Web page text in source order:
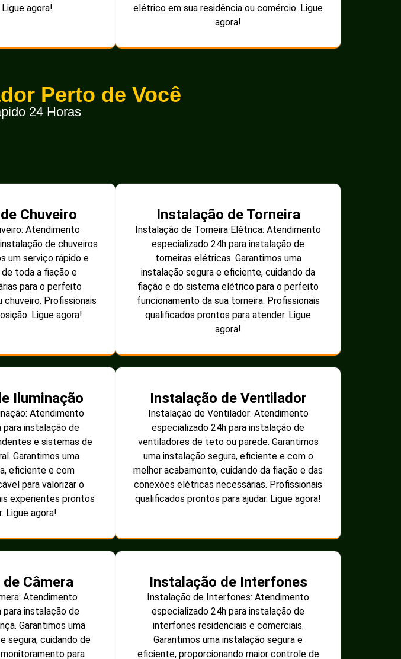
Ligue agora!
elétrico em sua residência ou comércio. Ligue
agora!
Perto de Você
24 Horas
Chuveiro
Atendimento
de chuveiros
um serviço rápido e
toda a fiação e
para o perfeito
Profissionais
Ligue agora!
Instalação de Torneira
Instalação de Torneira Elétrica: Atendimento
especializado 24h para instalação de
torneiras elétricas. Garantimos uma
instalação segura e eficiente, cuidando da
fiação e do sistema elétrico para o perfeito
funcionamento da sua torneira. Profissionais
qualificados prontos para atender. Ligue
agora!
Iluminação
Atendimento
instalação de
e sistemas de
Garantimos uma
eficiente e com
para valorizar o
experientes prontos
Ligue agora!
Instalação de Ventilador
Instalação de Ventilador: Atendimento
especializado 24h para instalação de
ventiladores de teto ou parede. Garantimos
uma instalação segura, eficiente e com o
melhor acabamento, cuidando da fiação e das
conexões elétricas necessárias. Profissionais
qualificados prontos para ajudar. Ligue agora!
Câmera
Atendimento
instalação de
Garantimos uma
segura, cuidando de
para
Instalação de Interfones
Instalação de Interfones: Atendimento
especializado 24h para instalação de
interfones residenciais e comerciais.
Garantimos uma instalação segura e
eficiente, proporcionando maior controle de